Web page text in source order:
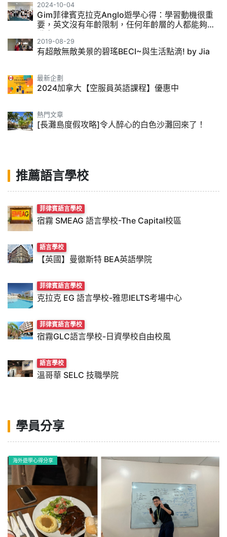
2024-10-04
Gim菲律賓克拉克Anglo遊學心得：學習動機很重
要，英文沒有年齡限制，任何年齡層的人都能夠提
升自己
2019-08-29
有超敵無敵美景的碧瑤BECI~與生活點滴! by Jia
最新企劃
2024加拿大【空服員英語課程】優惠中
熱門文章
[長灘島度假攻略]令人醉心的白色沙灘回來了！
推薦語言學校
菲律賓語言學校
宿霧 SMEAG 語言學校-The Capital校區
語言學校
【英國】曼徹斯特 BEA英語學院
菲律賓語言學校
克拉克 EG 語言學校-雅思IELTS考場中心
菲律賓語言學校
宿霧GLC語言學校-日資學校自由校風
語言學校
溫哥華 SELC 技職學院
學員分享
海外遊學心得分享